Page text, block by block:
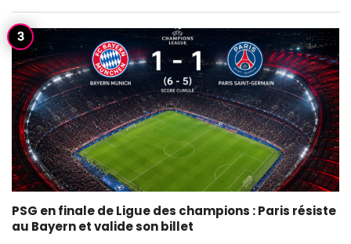
PSG en finale de Ligue des champions : Paris résiste
au Bayern et valide son billet